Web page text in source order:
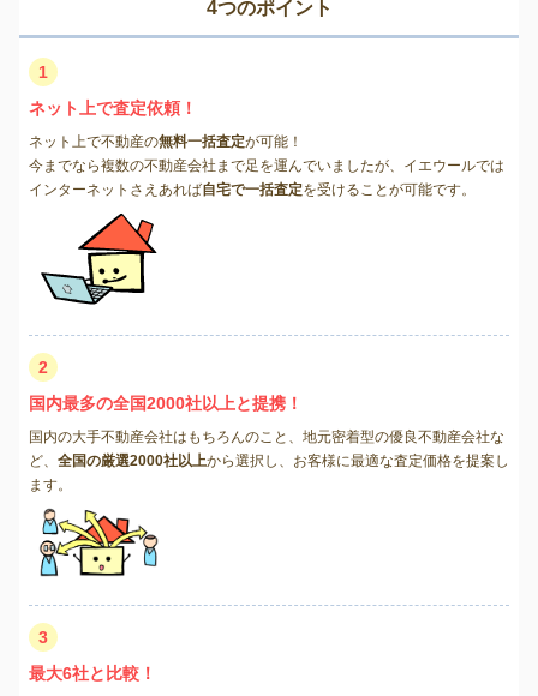
4つのポイント
1
ネット上で査定依頼！
ネット上で不動産の無料一括査定が可能！
今までなら複数の不動産会社まで足を運んでいましたが、イエウールでは
インターネットさえあれば自宅で一括査定を受けることが可能です。
2
国内最多の全国2000社以上と提携！
国内の大手不動産会社はもちろんのこと、地元密着型の優良不動産会社な
ど、 全国の厳選2000社以上から選択し、お客様に最適な査定価格を提案し
ます。
3
最大6社と比較！